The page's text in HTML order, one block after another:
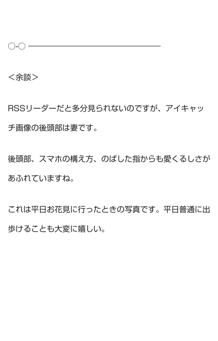
○-○ ―――――――――――――――――
＜余談＞
RSSリーダーだと多分見られないのですが、アイキャッ
チ画像の後頭部は妻です。
後頭部、スマホの構え方、のばした指からも愛くるしさが
あふれていますね。
これは平日お花見に行ったときの写真です。平日普通に出
歩けることも大変に嬉しい。